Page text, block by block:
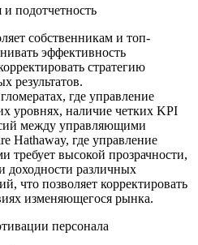
подотчетность
собственникам и топ-
эффективность
стратегию
результатов.
где управление
уровнях, наличие четких KPI
между управляющими
Hathaway, где управление
высокой прозрачности,
доходности различных
что позволяет корректировать
изменяющегося рынка.
персонала